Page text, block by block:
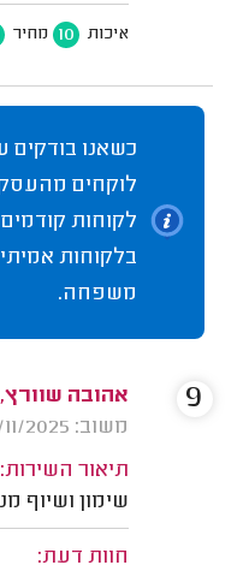
איכות 10 מחיר
כשאנו בודקים
לוקחים מהעסק
לקוחות
בלקוחות
משפחה.
אהובה
משוב: 04/11/2025
תיאור השירות:
שימון ושיוף
חוות דעת:
9